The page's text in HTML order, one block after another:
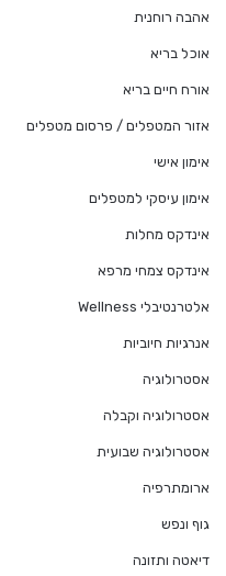
אהבה רוחנית
אוכל בריא
אורח חיים בריא
אזור המטפלים / פרסום מטפלים
אימון אישי
אימון עיסקי למטפלים
אינדקס מחלות
אינדקס צמחי מרפא
אלטרנטיבלי Wellness
אנרגיות חיוביות
אסטרולוגיה
אסטרולוגיה וקבלה
אסטרולוגיה שבועית
ארומתרפיה
גוף ונפש
דיאטה ותזונה